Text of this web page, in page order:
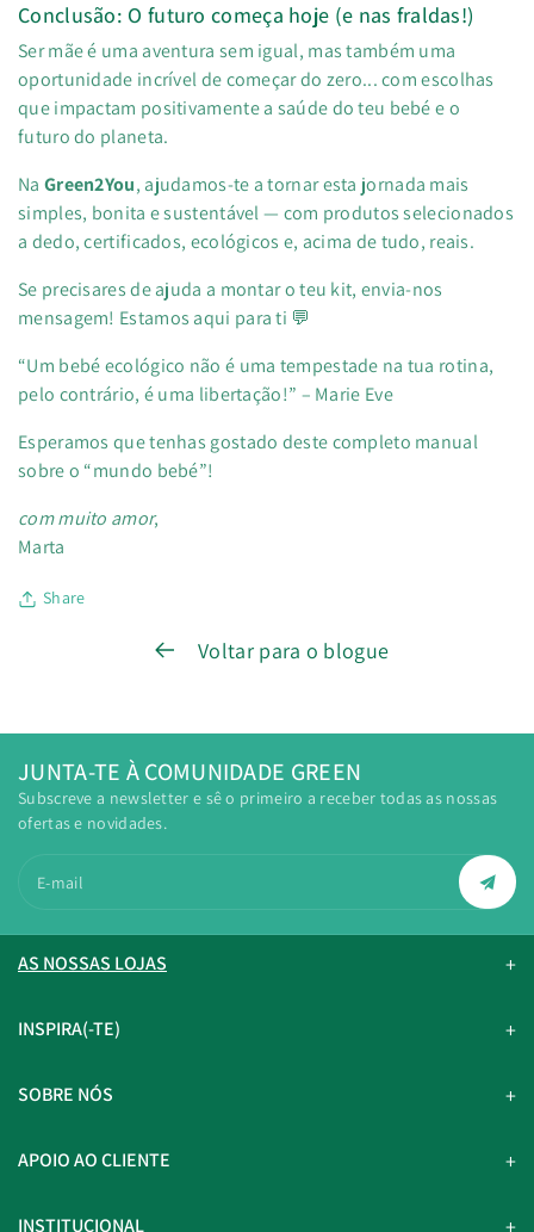
Conclusão: O futuro começa hoje (e nas fraldas!)
Ser mãe é uma aventura sem igual, mas também uma
oportunidade incrível de começar do zero... com escolhas
que impactam positivamente a saúde do teu bebé e o
futuro do planeta.
Na Green2You, ajudamos-te a tornar esta jornada mais
simples, bonita e sustentável — com produtos selecionados
a dedo, certificados, ecológicos e, acima de tudo, reais.
Se precisares de ajuda a montar o teu kit, envia-nos
mensagem! Estamos aqui para ti 💬
“Um bebé ecológico não é uma tempestade na tua rotina,
pelo contrário, é uma libertação!” – Marie Eve
Esperamos que tenhas gostado deste completo manual
sobre o “mundo bebé”!
com muito amor,
Marta
Share
Voltar para o blogue
JUNTA-TE À COMUNIDADE GREEN
Subscreve a newsletter e sê o primeiro a receber todas as nossas
ofertas e novidades.
E-mail
AS NOSSAS LOJAS
INSPIRA(-TE)
SOBRE NÓS
APOIO AO CLIENTE
INSTITUCIONAL